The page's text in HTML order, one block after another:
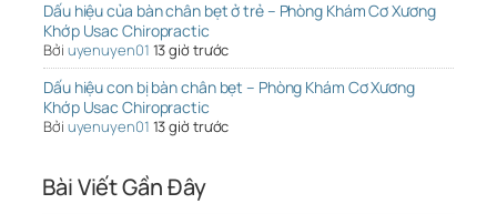
Dấu hiệu của bàn chân bẹt ở trẻ – Phòng Khám Cơ Xương
Khớp Usac Chiropractic
Bởi uyenuyen01 13 giờ trước
Dấu hiệu con bị bàn chân bẹt – Phòng Khám Cơ Xương
Khớp Usac Chiropractic
Bởi uyenuyen01 13 giờ trước
Bài Viết Gần Đây